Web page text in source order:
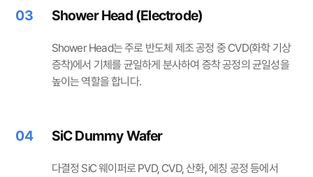
03 Shower Head (Electrode)
Shower Head는 주로 반도체 제조 공정 중 CVD(화학 기상
증착)에서 기체를 균일하게 분사하여 증착 공정의 균일성을
높이는 역할을 합니다.
04 SiC Dummy Wafer
다결정 SiC 웨이퍼로 PVD, CVD, 산화, 에칭 공정 등에서